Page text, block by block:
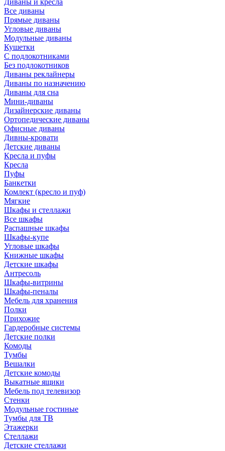
Диваны и кресла
Все диваны
Прямые диваны
Угловые диваны
Модульные диваны
Кушетки
С подлокотниками
Без подлокотников
Диваны реклайнеры
Диваны по назначению
Диваны для сна
Мини-диваны
Дизайнерские диваны
Ортопедические диваны
Офисные диваны
Дивны-кровати
Детские диваны
Кресла и пуфы
Кресла
Пуфы
Банкетки
Комлект (кресло и пуф)
Мягкие
Шкафы и стеллажи
Все шкафы
Распашные шкафы
Шкафы-купе
Угловые шкафы
Книжные шкафы
Детские шкафы
Антресоль
Шкафы-витрины
Шкафы-пеналы
Мебель для хранения
Полки
Прихожие
Гардеробные системы
Детские полки
Комоды
Тумбы
Вешалки
Детские комоды
Выкатные ящики
Мебель под телевизор
Стенки
Модульные гостиные
Тумбы для ТВ
Этажерки
Стеллажи
Детские стеллажи